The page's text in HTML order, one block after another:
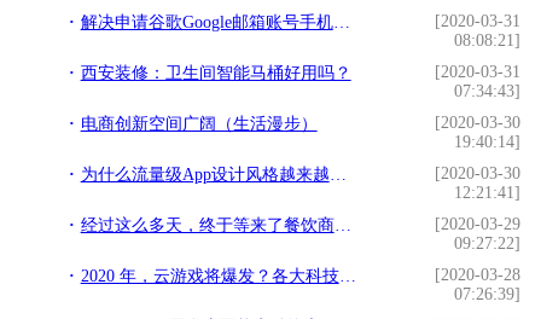
解决申请谷歌Google邮箱账号手机号码不能验证的问题
[2020-03-31
08:08:21]
西安装修：卫生间智能马桶好用吗？
[2020-03-31
07:34:43]
电商创新空间广阔（生活漫步）
[2020-03-30
19:40:14]
为什么流量级App设计风格越来越趋同了？
[2020-03-30
12:21:41]
经过这么多天，终于等来了餐饮商户的好消息
[2020-03-29
09:27:22]
2020 年，云游戏将爆发？各大科技公司云游戏布局大曝光
[2020-03-28
07:26:39]